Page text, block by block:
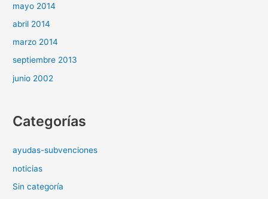
mayo 2014
abril 2014
marzo 2014
septiembre 2013
junio 2002
Categorías
ayudas-subvenciones
noticias
Sin categoría